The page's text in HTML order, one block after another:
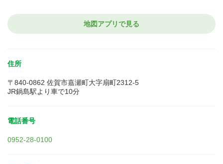
地図アプリで見る
住所
〒840-0862 佐賀市嘉瀬町大字扇町2312-5
JR鍋島駅より車で10分
電話番号
0952-28-0100